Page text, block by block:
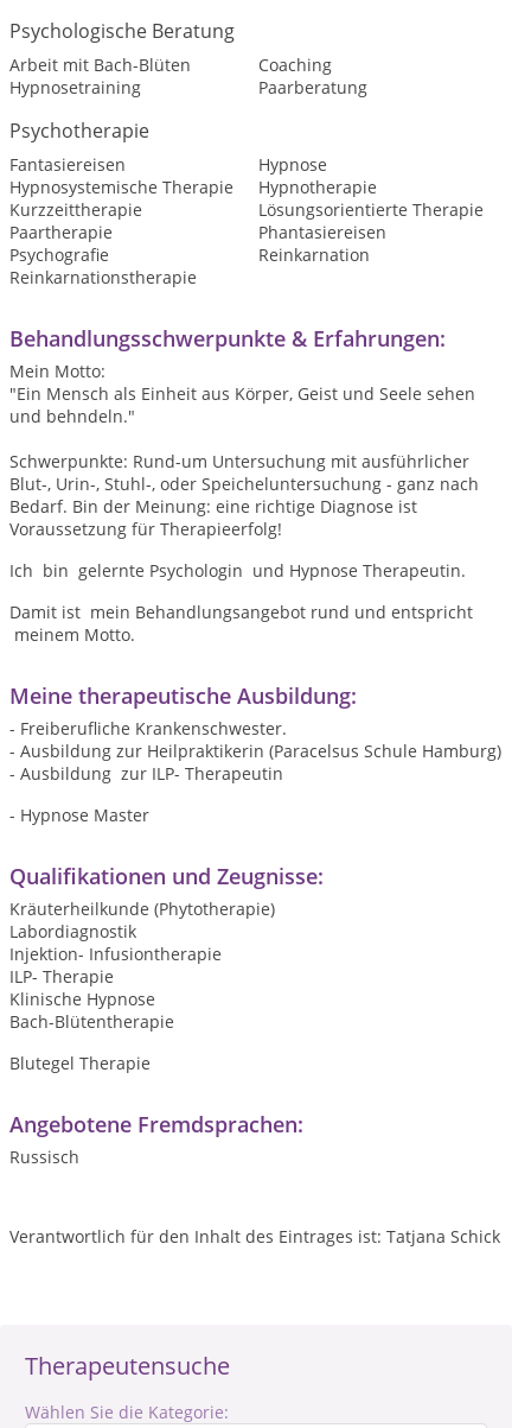
Therapeutensuche
Wählen Sie die Kategorie:
Psychologische Beratung
Arbeit mit Bach-Blüten
Coaching
Hypnosetraining
Paarberatung
Psychotherapie
Fantasiereisen
Hypnose
Hypnosystemische Therapie
Hypnotherapie
Kurzzeittherapie
Lösungsorientierte Therapie
Paartherapie
Phantasiereisen
Psychografie
Reinkarnation
Reinkarnationstherapie
Behandlungsschwerpunkte & Erfahrungen:
Mein Motto:
"Ein Mensch als Einheit aus Körper, Geist und Seele sehen
und behndeln."
Schwerpunkte: Rund-um Untersuchung mit ausführlicher
Blut-, Urin-, Stuhl-, oder Speicheluntersuchung - ganz nach
Bedarf. Bin der Meinung: eine richtige Diagnose ist
Voraussetzung für Therapieerfolg!
Ich bin gelernte Psychologin und Hypnose Therapeutin.
Damit ist mein Behandlungsangebot rund und entspricht
meinem Motto.
Meine therapeutische Ausbildung:
- Freiberufliche Krankenschwester.
- Ausbildung zur Heilpraktikerin (Paracelsus Schule Hamburg)
- Ausbildung zur ILP- Therapeutin
- Hypnose Master
Qualifikationen und Zeugnisse:
Kräuterheilkunde (Phytotherapie)
Labordiagnostik
Injektion- Infusiontherapie
ILP- Therapie
Klinische Hypnose
Bach-Blütentherapie
Blutegel Therapie
Angebotene Fremdsprachen:
Russisch
Verantwortlich für den Inhalt des Eintrages ist: Tatjana Schick